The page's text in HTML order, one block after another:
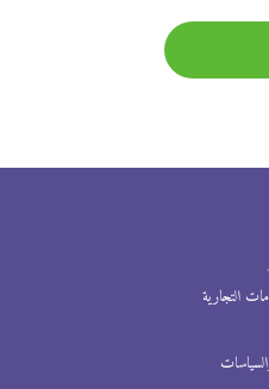
التجارية